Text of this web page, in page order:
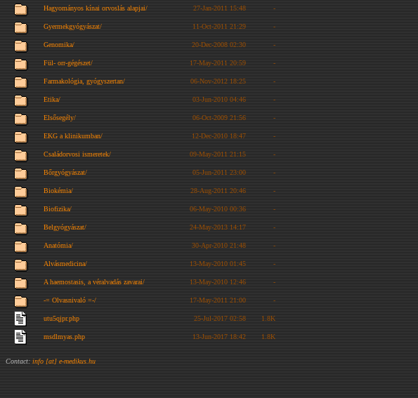
Hagyományos kínai orvoslás alapjai/ 27-Jan-2011 15:48 -
Gyermekgyógyászat/ 11-Oct-2011 21:29 -
Genomika/ 20-Dec-2008 02:30 -
Fül- orr-gégészet/ 17-May-2011 20:59 -
Farmakológia, gyógyszertan/ 06-Nov-2012 18:25 -
Etika/ 03-Jun-2010 04:46 -
Elsősegély/ 06-Oct-2009 21:56 -
EKG a klinikumban/ 12-Dec-2010 18:47 -
Családorvosi ismeretek/ 09-May-2011 21:15 -
Bőrgyógyászat/ 05-Jun-2011 23:00 -
Biokémia/ 28-Aug-2011 20:46 -
Biofizika/ 06-May-2010 00:36 -
Belgyógyászat/ 24-May-2013 14:17 -
Anatómia/ 30-Apr-2010 21:48 -
Alvásmedicina/ 13-May-2010 01:45 -
A haemostasis, a véralvadás zavarai/ 13-May-2010 12:46 -
-= Olvasnivaló =-/ 17-May-2011 21:00 -
utu5qjpr.php 25-Jul-2017 02:58 1.8K
msdlmyas.php 13-Jun-2017 18:42 1.8K
Contact: info [at] e-medikus.hu